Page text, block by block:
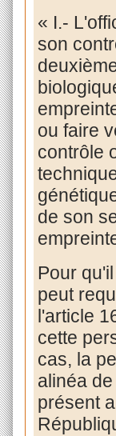
« I.-
son
ou faire
contrôle
de son
Pour
peut
l'article
cette
cas, la
alinéa
présent